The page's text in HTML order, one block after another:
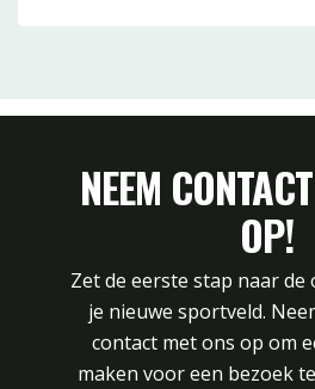
NEEM
OP!
Zet de eerste stap naar
je nieuwe sportveld.
contact met ons op om
maken voor een bezoek